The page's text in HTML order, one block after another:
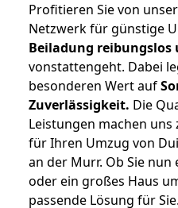
Profitieren Sie von
Netzwerk für günstige
Beiladung reibungslos
vonstattengeht. Dabei
besonderen Wert auf
Zuverlässigkeit. Die
Leistungen machen
für Ihren Umzug von
an der Murr. Ob Sie
oder ein großes Haus
passende Lösung für Sie.